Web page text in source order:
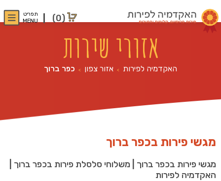
(0)
תפריט
MENU
אזורי שירות
האקדמיה לפירות > אזור צפון > כפר ברוך
מגשי פירות בכפר ברוך
מגשי פירות בכפר ברוך | משלוחי סלסלת פירות בכפר ברוך |
האקדמיה לפירות